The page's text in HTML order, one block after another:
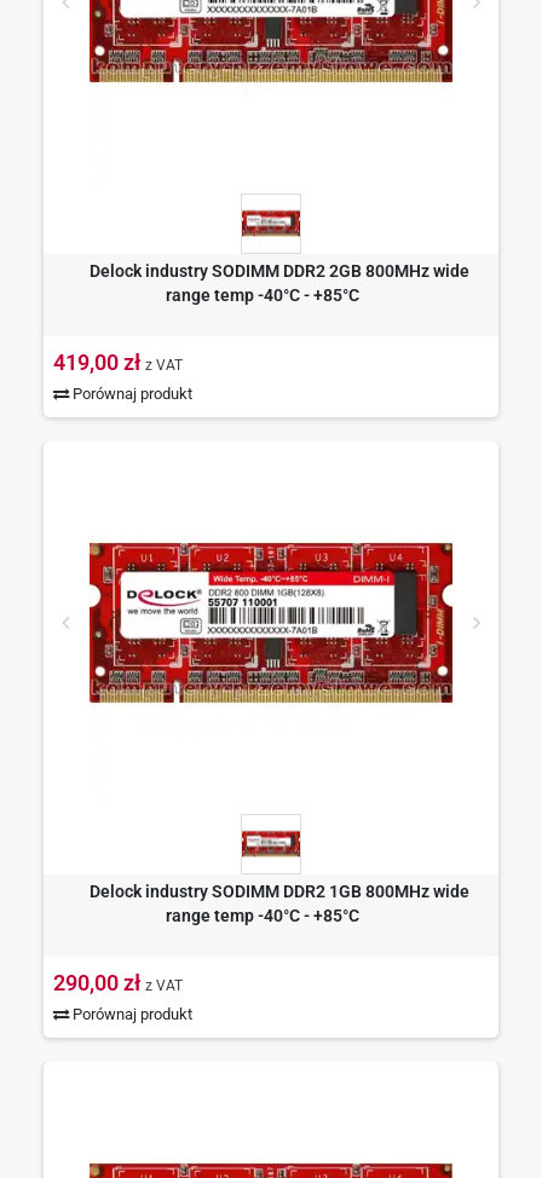
Delock industry SODIMM DDR2 2GB 800MHz wide
range temp -40°C - +85°C
419,00 zł z VAT
Porównaj produkt
Delock industry SODIMM DDR2 1GB 800MHz wide
range temp -40°C - +85°C
290,00 zł z VAT
Porównaj produkt